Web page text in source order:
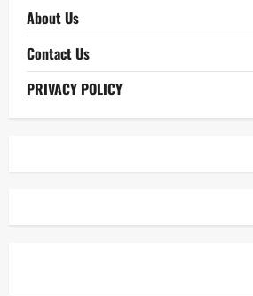
About Us
Contact Us
PRIVACY POLICY